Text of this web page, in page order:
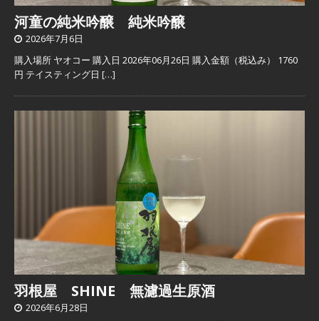
河童の純米吟醸 純米吟醸
2026年7月6日
購入場所 ヤオコー 購入日 2026年06月26日 購入金額（税込み） 1760
円 テイスティング日 […]
羽根屋 SHINE 無濾過生原酒
2026年6月28日